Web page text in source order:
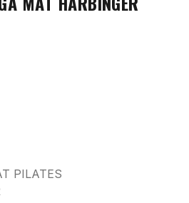
PILATES